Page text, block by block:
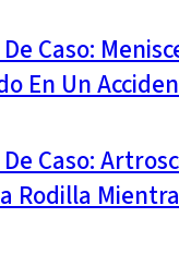
Caso:
En Un
Caso:
Rodilla